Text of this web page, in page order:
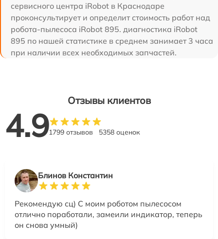
сервисного центра iRobot в Краснодаре
проконсультирует и определит стоимость работ над
робота-пылесоса iRobot 895. диагностика iRobot
895 по нашей статистике в среднем занимает 3 часа
при наличии всех необходимых запчастей.
Отзывы клиентов
4.91799 отзывов 5358 оценок
Блинов Константин
Рекомендую сц) С моим роботом пылесосом
отлично поработали, замеили индикатор, теперь
он снова умный)